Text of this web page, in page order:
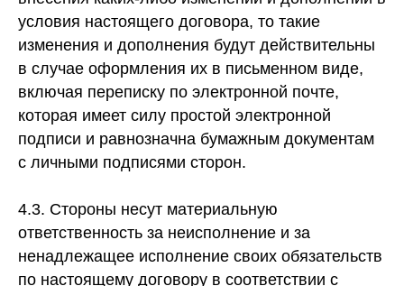
условия настоящего договора, то такие
изменения и дополнения будут действительны
в случае оформления их в письменном виде,
включая переписку по электронной почте,
которая имеет силу простой электронной
подписи и равнозначна бумажным документам
с личными подписями сторон.
4.3. Стороны несут материальную
ответственность за неисполнение и за
ненадлежащее исполнение своих обязательств
по настоящему договору в соответствии с